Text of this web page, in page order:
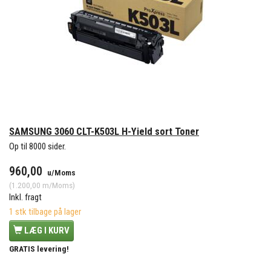
SAMSUNG 3060 CLT-K503L H-Yield sort Toner
Op til 8000 sider.
960,00
u/Moms
(1.200,00 m/Moms)
Inkl. fragt
1 stk tilbage på lager
LÆG I KURV
GRATIS levering!